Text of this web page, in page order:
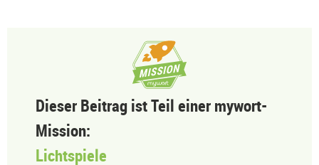
Dieser Beitrag ist Teil einer mywort-
Mission:
Lichtspiele